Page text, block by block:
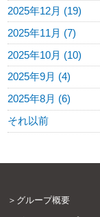
2025年12月 (19)
2025年11月 (7)
2025年10月 (10)
2025年9月 (4)
2025年8月 (6)
それ以前
グループ概要